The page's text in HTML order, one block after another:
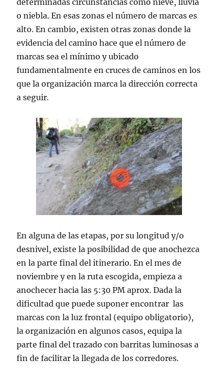
o niebla. En esas zonas el número de marcas es
alto. En cambio, existen otras zonas donde la
evidencia del camino hace que el número de
marcas sea el mínimo y ubicado
fundamentalmente en cruces de caminos en los
que la organización marca la dirección correcta
a seguir.
En alguna de las etapas, por su longitud y/o
desnivel, existe la posibilidad de que anochezca
en la parte final del itinerario. En el mes de
noviembre y en la ruta escogida, empieza a
anochecer hacia las 5:30 PM aprox. Dada la
dificultad que puede suponer encontrar las
marcas con la luz frontal (equipo obligatorio),
la organización en algunos casos, equipa la
parte final del trazado con barritas luminosas a
fin de facilitar la llegada de los corredores.